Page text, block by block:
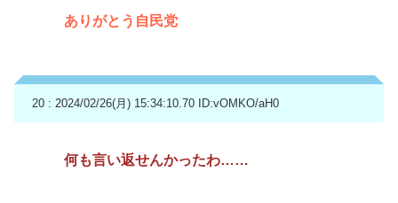
ありがとう自民党
20 : 2024/02/26(月) 15:34:10.70 ID:vOMKO/aH0
何も言い返せんかったわ……